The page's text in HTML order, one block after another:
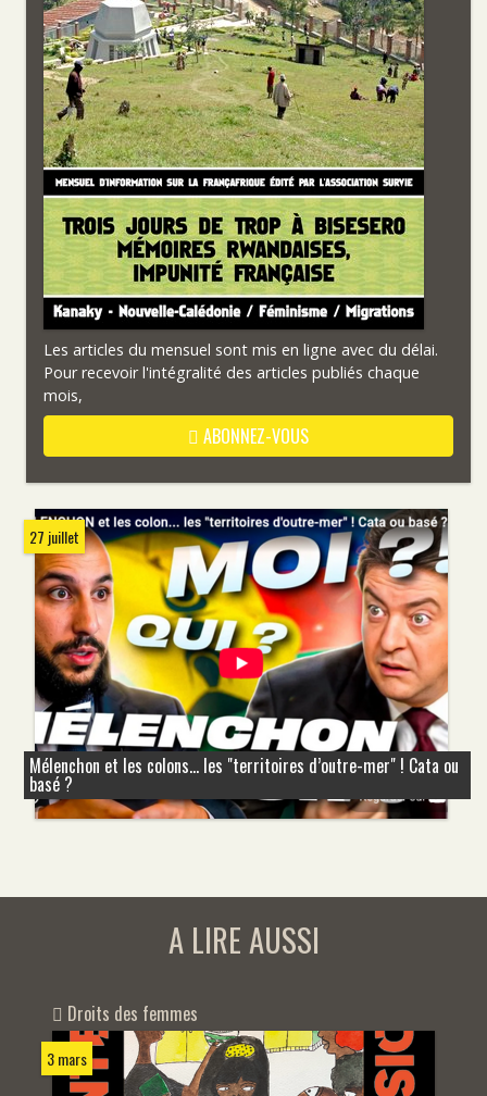
Les articles du mensuel sont mis en ligne avec du délai.
Pour recevoir l'intégralité des articles publiés chaque
mois,
ABONNEZ-VOUS
27 juillet
Mélenchon et les colons... les "territoires d’outre-mer" ! Cata ou
basé ?
A LIRE AUSSI
Droits des femmes
3 mars